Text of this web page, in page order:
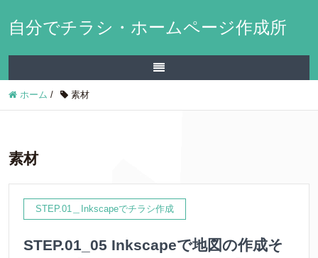
自分でチラシ・ホームページ作成所
ホーム / 素材
素材
STEP.01＿Inkscapeでチラシ作成
STEP.01_05 Inkscapeで地図の作成そ